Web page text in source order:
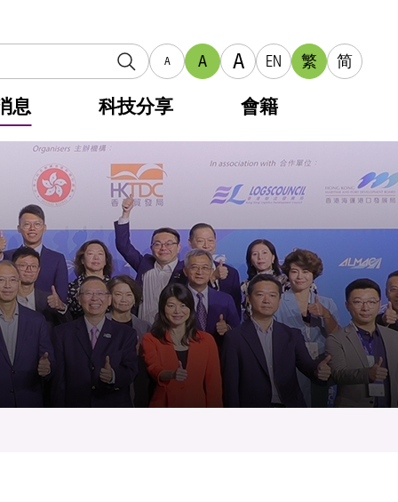
A A A EN 繁 简
息 科技分享 會籍